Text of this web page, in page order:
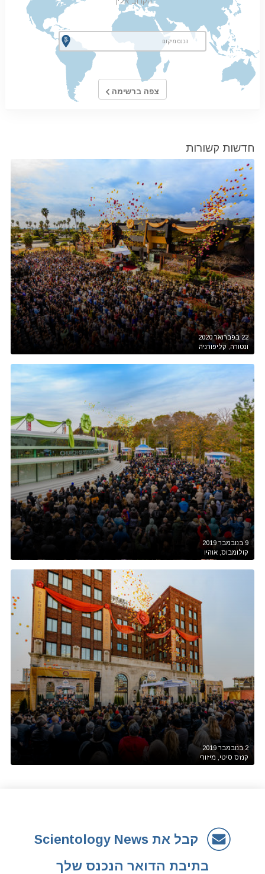
צפה ברשימה
חדשות קשורות
22 בפברואר 2020
ונטורה, קליפורניה
9 בנובמבר 2019
קולומבוס, אוהיו
2 בנובמבר 2019
קנזס סיטי, מיזורי
קבל את Scientology News
בתיבת הדואר הנכנס שלך